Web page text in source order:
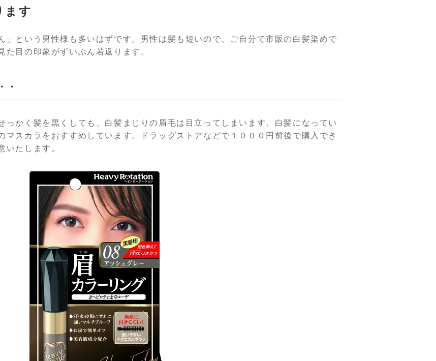
ます
」という男性様も多いはずです。男性は髪も短いので、ご自分で市販の白髪染めで
目の印象がずいぶん若返ります。
・
っかく髪を黒くしても、白髪まじりの眉毛は目立ってしまいます。白髪になってい
マスカラをおすすめしています。ドラッグストアなどで１０００円前後で購入でき
いたします。